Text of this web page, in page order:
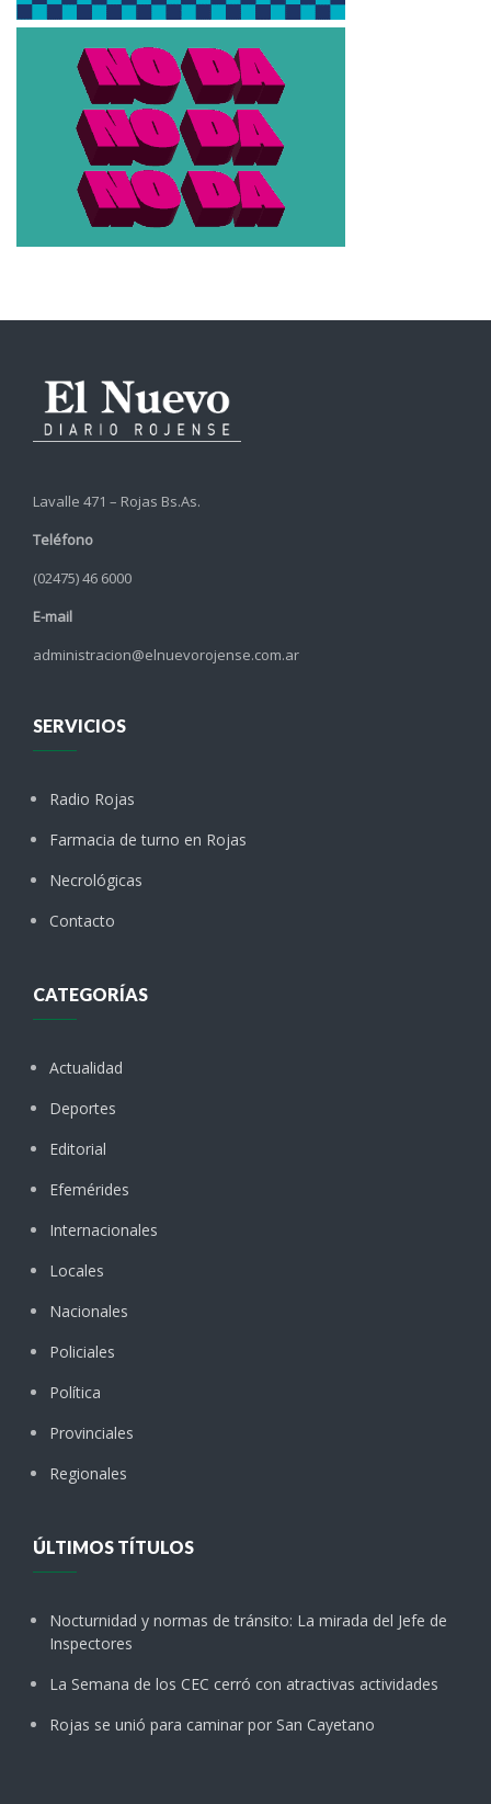
Lavalle 471 – Rojas Bs.As.
Teléfono
(02475) 46 6000
E-mail
administracion@elnuevorojense.com.ar
SERVICIOS
Radio Rojas
Farmacia de turno en Rojas
Necrológicas
Contacto
CATEGORÍAS
Actualidad
Deportes
Editorial
Efemérides
Internacionales
Locales
Nacionales
Policiales
Política
Provinciales
Regionales
ÚLTIMOS TÍTULOS
Nocturnidad y normas de tránsito: La mirada del Jefe de
Inspectores
La Semana de los CEC cerró con atractivas actividades
Rojas se unió para caminar por San Cayetano